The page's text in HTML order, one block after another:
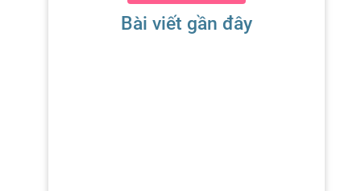
Bài viết gần đây